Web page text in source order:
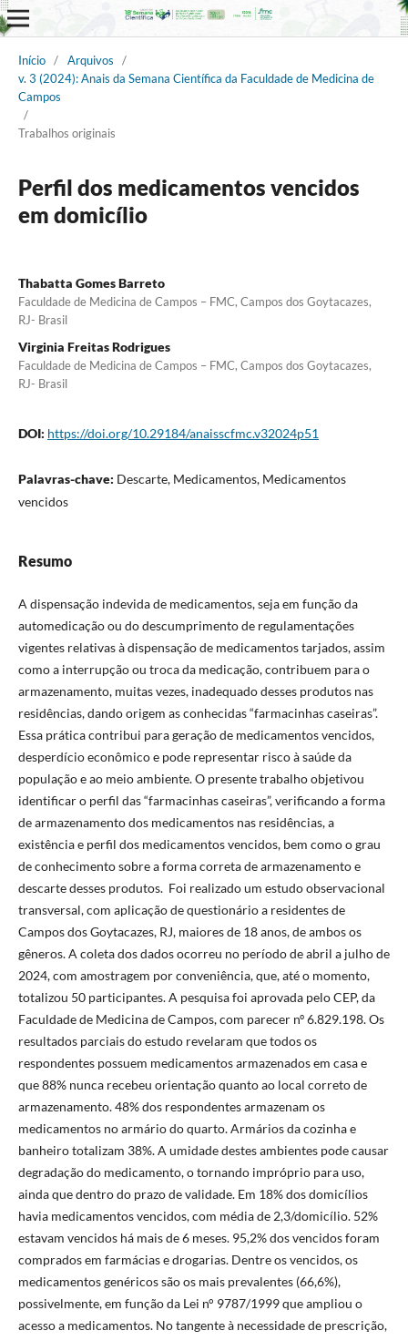
Início / Arquivos
/
v. 3 (2024): Anais da Semana Científica da Faculdade de Medicina de
Campos
/
Trabalhos originais
Perfil dos medicamentos vencidos
em domicílio
Thabatta Gomes Barreto
Faculdade de Medicina de Campos – FMC, Campos dos Goytacazes,
RJ- Brasil
Virginia Freitas Rodrigues
Faculdade de Medicina de Campos – FMC, Campos dos Goytacazes,
RJ- Brasil
DOI: https://doi.org/10.29184/anaisscfmc.v32024p51
Palavras-chave: Descarte, Medicamentos, Medicamentos
vencidos
Resumo
A dispensação indevida de medicamentos, seja em função da
automedicação ou do descumprimento de regulamentações
vigentes relativas à dispensação de medicamentos tarjados, assim
como a interrupção ou troca da medicação, contribuem para o
armazenamento, muitas vezes, inadequado desses produtos nas
residências, dando origem as conhecidas “farmacinhas caseiras”.
Essa prática contribui para geração de medicamentos vencidos,
desperdício econômico e pode representar risco à saúde da
população e ao meio ambiente. O presente trabalho objetivou
identificar o perfil das “farmacinhas caseiras”, verificando a forma
de armazenamento dos medicamentos nas residências, a
existência e perfil dos medicamentos vencidos, bem como o grau
de conhecimento sobre a forma correta de armazenamento e
descarte desses produtos. Foi realizado um estudo observacional
transversal, com aplicação de questionário a residentes de
Campos dos Goytacazes, RJ, maiores de 18 anos, de ambos os
gêneros. A coleta dos dados ocorreu no período de abril a julho de
2024, com amostragem por conveniência, que, até o momento,
totalizou 50 participantes. A pesquisa foi aprovada pelo CEP, da
Faculdade de Medicina de Campos, com parecer nº 6.829.198. Os
resultados parciais do estudo revelaram que todos os
respondentes possuem medicamentos armazenados em casa e
que 88% nunca recebeu orientação quanto ao local correto de
armazenamento. 48% dos respondentes armazenam os
medicamentos no armário do quarto. Armários da cozinha e
banheiro totalizam 38%. A umidade destes ambientes pode causar
degradação do medicamento, o tornando impróprio para uso,
ainda que dentro do prazo de validade. Em 18% dos domicílios
havia medicamentos vencidos, com média de 2,3/domicílio. 52%
estavam vencidos há mais de 6 meses. 95,2% dos vencidos foram
comprados em farmácias e drogarias. Dentre os vencidos, os
medicamentos genéricos são os mais prevalentes (66,6%),
possivelmente, em função da Lei n° 9787/1999 que ampliou o
acesso a medicamentos. No tangente à necessidade de prescrição,